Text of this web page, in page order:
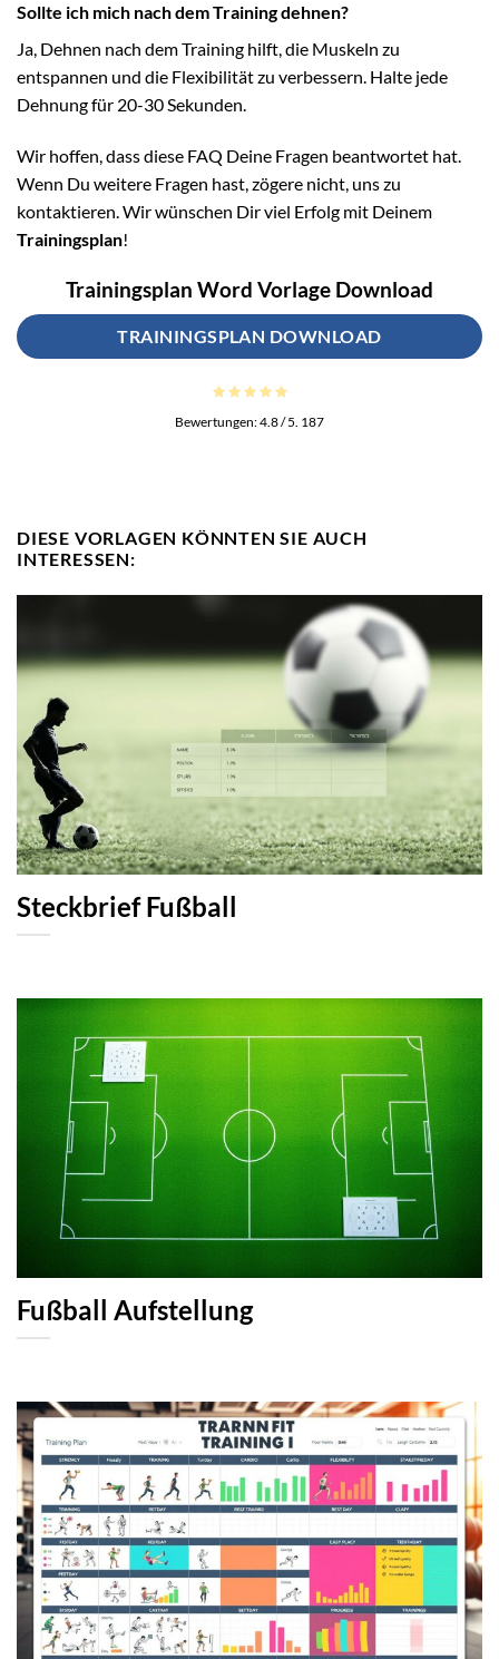
Sollte ich mich nach dem Training dehnen?
Ja, Dehnen nach dem Training hilft, die Muskeln zu
entspannen und die Flexibilität zu verbessern. Halte jede
Dehnung für 20-30 Sekunden.
Wir hoffen, dass diese FAQ Deine Fragen beantwortet hat.
Wenn Du weitere Fragen hast, zögere nicht, uns zu
kontaktieren. Wir wünschen Dir viel Erfolg mit Deinem
Trainingsplan!
Trainingsplan Word Vorlage Download
TRAININGSPLAN DOWNLOAD
Bewertungen:4.8/ 5. 187
DIESE VORLAGEN KÖNNTEN SIE AUCH
INTERESSEN:
Steckbrief Fußball
Fußball Aufstellung